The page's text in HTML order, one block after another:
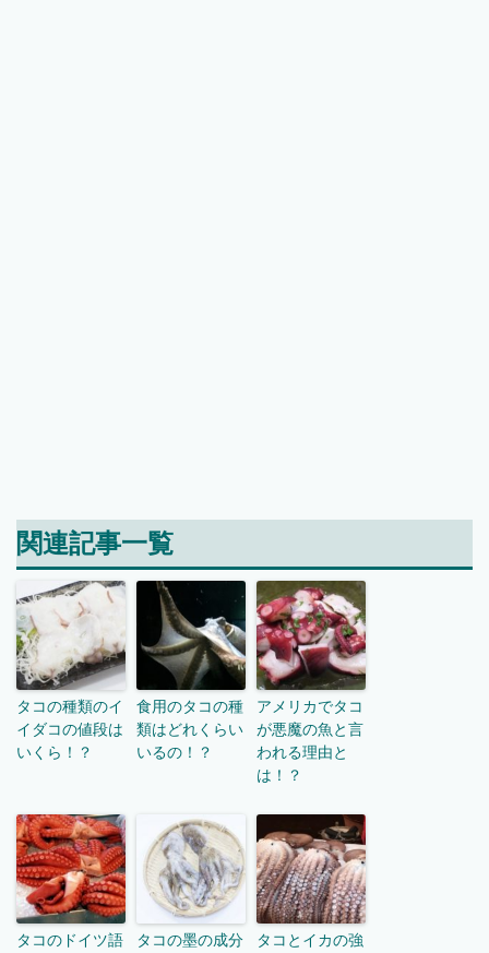
関連記事一覧
タコの種類のイ
イダコの値段は
いくら！？
食用のタコの種
類はどれくらい
いるの！？
アメリカでタコ
が悪魔の魚と言
われる理由と
は！？
タコのドイツ語
タコの墨の成分
タコとイカの強